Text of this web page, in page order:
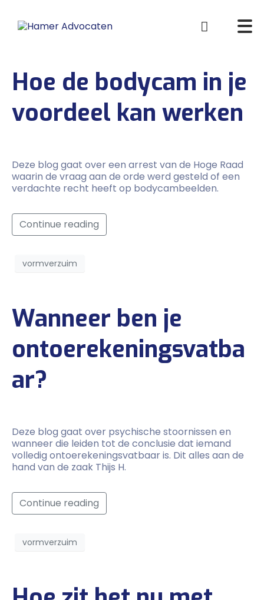
Hoe de bodycam in je
voordeel kan werken
Deze blog gaat over een arrest van de Hoge Raad
waarin de vraag aan de orde werd gesteld of een
verdachte recht heeft op bodycambeelden.
Continue reading
vormverzuim
Wanneer ben je
ontoerekeningsvatba
ar?
Deze blog gaat over psychische stoornissen en
wanneer die leiden tot de conclusie dat iemand
volledig ontoerekeningsvatbaar is. Dit alles aan de
hand van de zaak Thijs H.
Continue reading
vormverzuim